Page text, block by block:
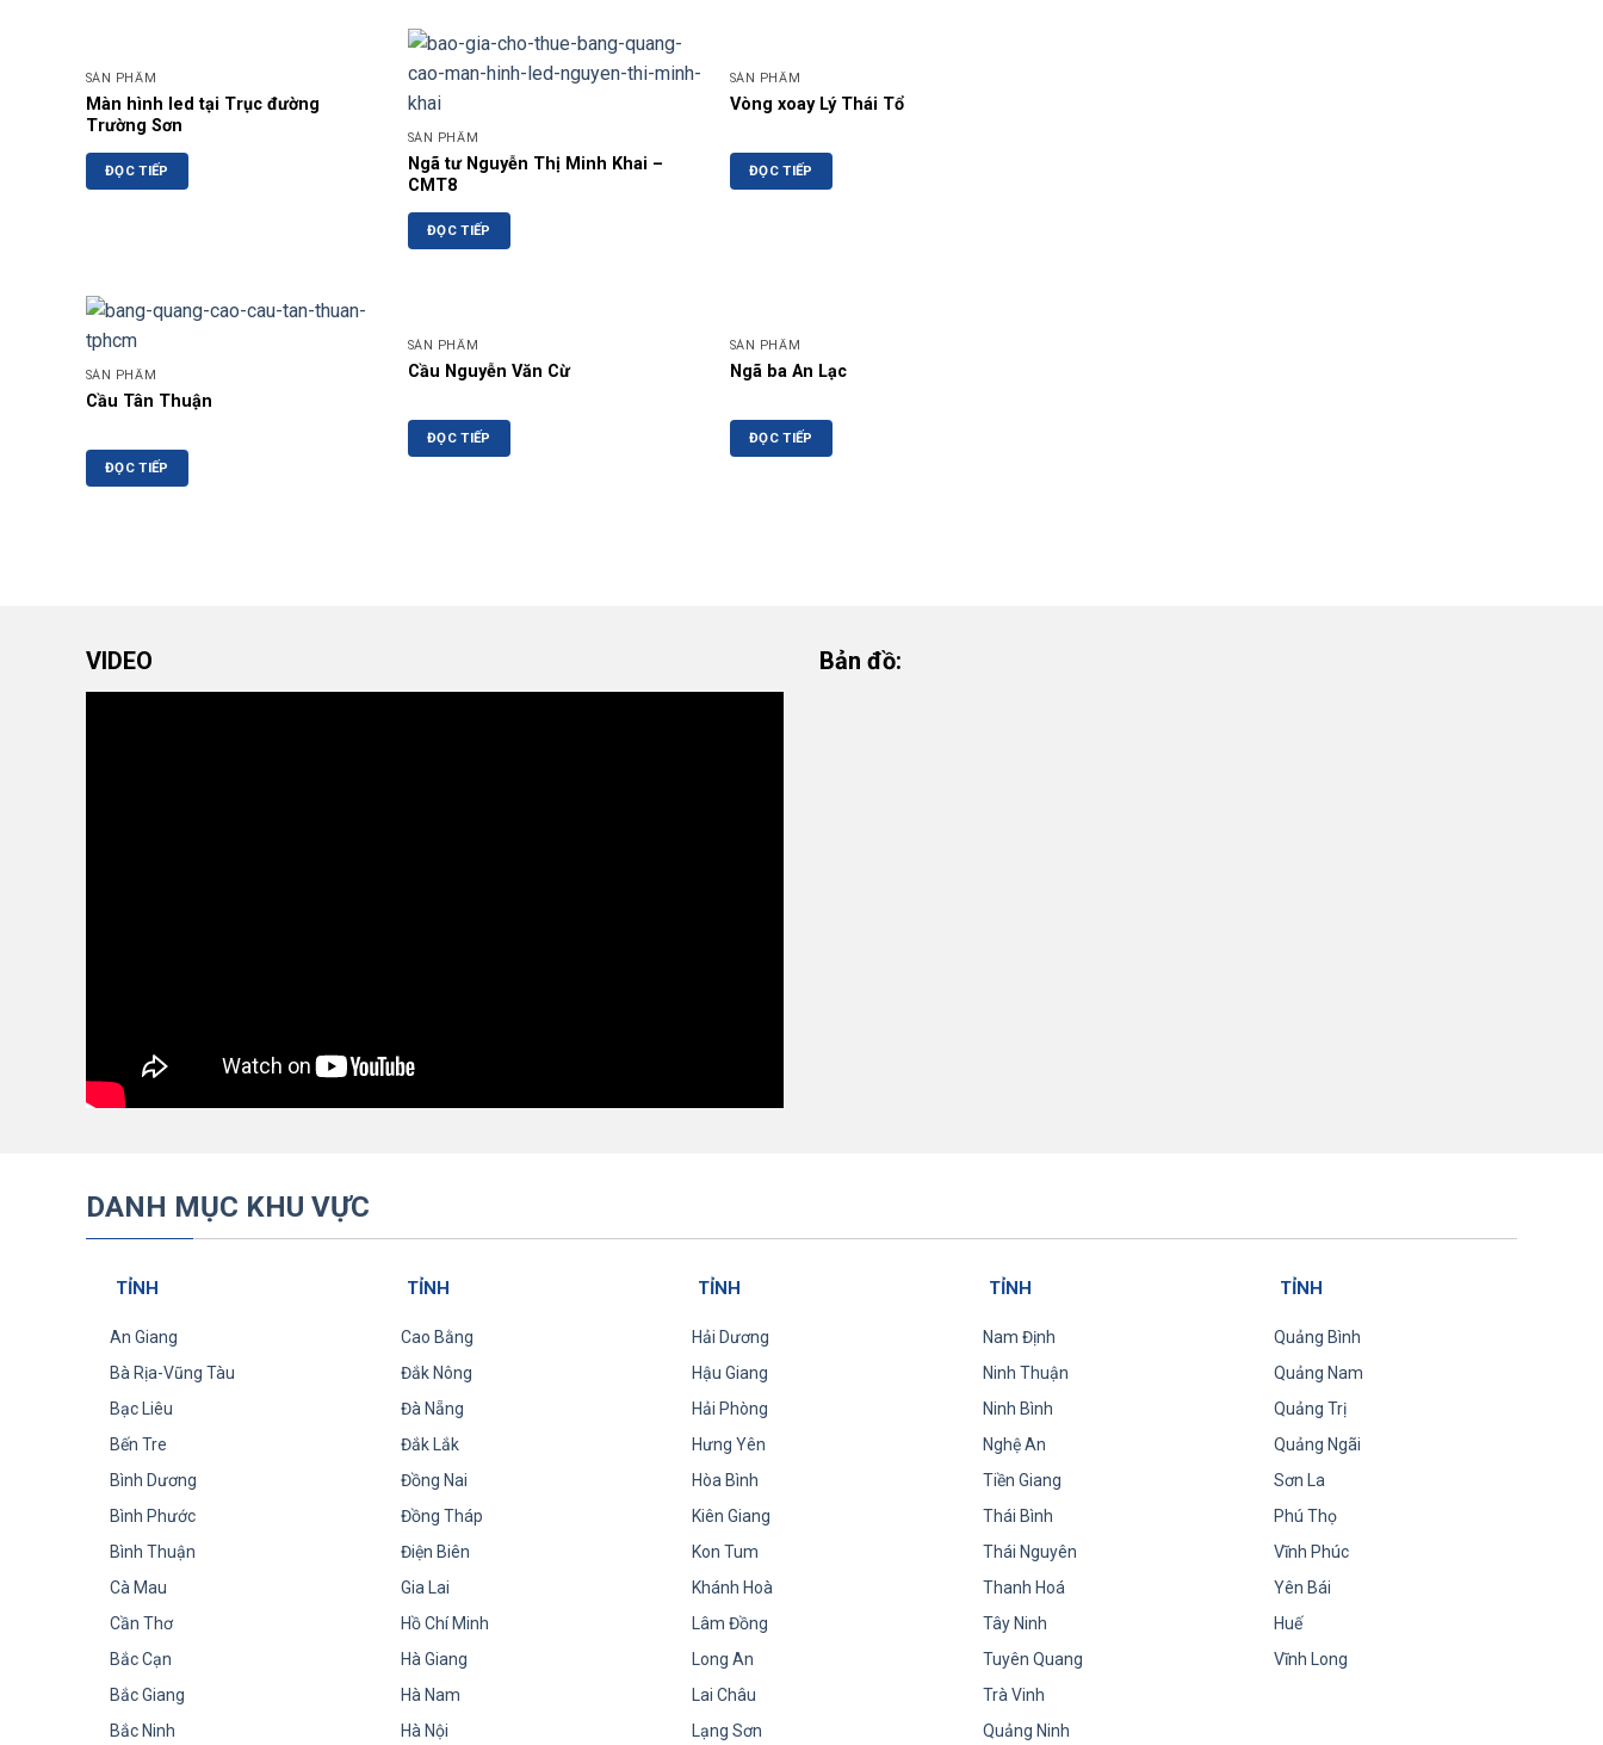
SẢN PHẨM
Màn hình led tại Trục đường
Trường Sơn
ĐỌC TIẾP
SẢN PHẨM
Ngã tư Nguyễn Thị Minh Khai –
CMT8
ĐỌC TIẾP
SẢN PHẨM
Vòng xoay Lý Thái Tổ
ĐỌC TIẾP
SẢN PHẨM
Cầu Tân Thuận
ĐỌC TIẾP
SẢN PHẨM
Cầu Nguyễn Văn Cừ
ĐỌC TIẾP
SẢN PHẨM
Ngã ba An Lạc
ĐỌC TIẾP
VIDEO Bản đồ:
DANH MỤC KHU VỰC
TỈNH
An Giang
Bà Rịa-Vũng Tàu
Bạc Liêu
Bến Tre
Bình Dương
Bình Phước
Bình Thuận
Cà Mau
Cần Thơ
Bắc Cạn
Bắc Giang
Bắc Ninh
TỈNH
Cao Bằng
Đắk Nông
Đà Nẵng
Đắk Lắk
Đồng Nai
Đồng Tháp
Điện Biên
Gia Lai
Hồ Chí Minh
Hà Giang
Hà Nam
Hà Nội
TỈNH
Hải Dương
Hậu Giang
Hải Phòng
Hưng Yên
Hòa Bình
Kiên Giang
Kon Tum
Khánh Hoà
Lâm Đồng
Long An
Lai Châu
Lạng Sơn
TỈNH
Nam Định
Ninh Thuận
Ninh Bình
Nghệ An
Tiền Giang
Thái Bình
Thái Nguyên
Thanh Hoá
Tây Ninh
Tuyên Quang
Trà Vinh
Quảng Ninh
TỈNH
Quảng Bình
Quảng Nam
Quảng Trị
Quảng Ngãi
Sơn La
Phú Thọ
Vĩnh Phúc
Yên Bái
Huế
Vĩnh Long